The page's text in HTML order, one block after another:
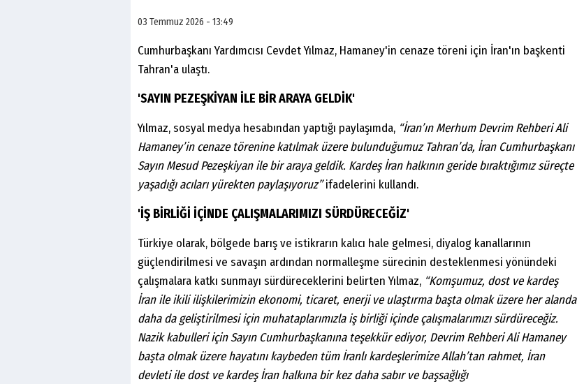
03 Temmuz 2026 - 13:49
Cumhurbaşkanı Yardımcısı Cevdet Yılmaz, Hamaney'in cenaze töreni için İran'ın başkenti
Tahran'a ulaştı.
'SAYIN PEZEŞKİYAN İLE BİR ARAYA GELDİK'
Yılmaz, sosyal medya hesabından yaptığı paylaşımda, “İran’ın Merhum Devrim Rehberi Ali
Hamaney’in cenaze törenine katılmak üzere bulunduğumuz Tahran’da, İran Cumhurbaşkanı
Sayın Mesud Pezeşkiyan ile bir araya geldik. Kardeş İran halkının geride bıraktığımız süreçte
yaşadığı acıları yürekten paylaşıyoruz”ifadelerini kullandı.
'İŞ BİRLİĞİ İÇİNDE ÇALIŞMALARIMIZI SÜRDÜRECEĞİZ'
Türkiye olarak, bölgede barış ve istikrarın kalıcı hale gelmesi, diyalog kanallarının
güçlendirilmesi ve savaşın ardından normalleşme sürecinin desteklenmesi yönündeki
çalışmalara katkı sunmayı sürdüreceklerini belirten Yılmaz, “Komşumuz, dost ve kardeş
İran ile ikili ilişkilerimizin ekonomi, ticaret, enerji ve ulaştırma başta olmak üzere her alanda
daha da geliştirilmesi için muhataplarımızla iş birliği içinde çalışmalarımızı sürdüreceğiz.
Nazik kabulleri için Sayın Cumhurbaşkanına teşekkür ediyor, Devrim Rehberi Ali Hamaney
başta olmak üzere hayatını kaybeden tüm İranlı kardeşlerimize Allah’tan rahmet, İran
devleti ile dost ve kardeş İran halkına bir kez daha sabır ve başsağlığı